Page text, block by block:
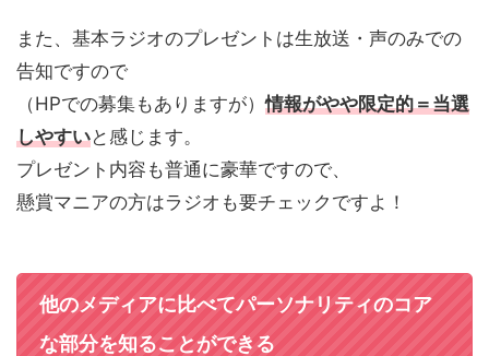
また、基本ラジオのプレゼントは生放送・声のみでの
告知ですので
（HPでの募集もありますが）情報がやや限定的＝当選
しやすいと感じます。
プレゼント内容も普通に豪華ですので、
懸賞マニアの方はラジオも要チェックですよ！
他のメディアに比べてパーソナリティのコア
な部分を知ることができる